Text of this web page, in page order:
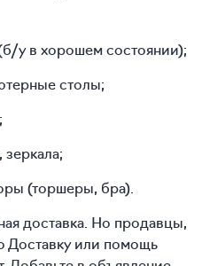
у в хорошем состоянии);
столы;
(торшеры, бра).
доставка. Но продавцы,
Доставку или помощь